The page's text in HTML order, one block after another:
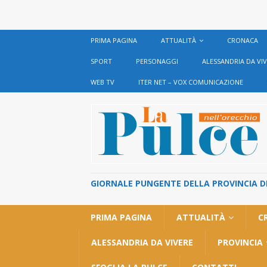
PRIMA PAGINA ATTUALITÀ CRONACA
SPORT PERSONAGGI ALESSANDRIA DA
WEB TV ITER NET – VOX COMUNICAZIONE
GIORNALE PUNGENTE DELLA PROVINCIA
PRIMA PAGINA ATTUALITÀ
ALESSANDRIA DA VIVERE PROVINCIA